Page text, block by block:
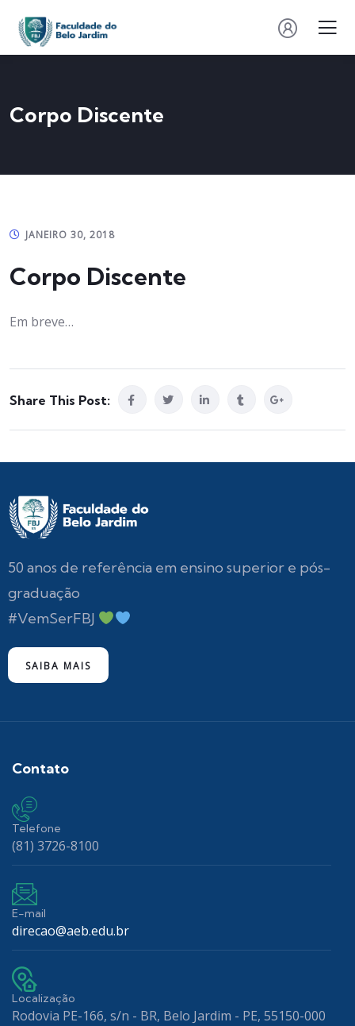
Corpo Discente
JANEIRO 30, 2018
Corpo Discente
Em breve…
Share This Post:
50 anos de referência em ensino superior e pós-
graduação
#VemSerFBJ
SAIBA MAIS
Contato
Telefone
(81) 3726-8100
E-mail
direcao@aeb.edu.br
Localização
Rodovia PE-166, s/n - BR, Belo Jardim - PE, 55150-000